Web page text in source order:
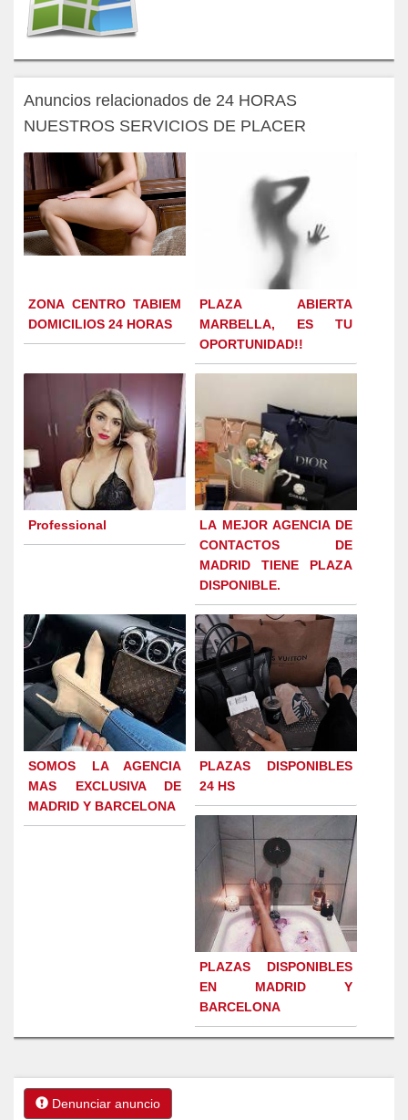
Anuncios relacionados de 24 HORAS
NUESTROS SERVICIOS DE PLACER
ZONA CENTRO TABIEM
DOMICILIOS 24 HORAS
PLAZA ABIERTA
MARBELLA, ES TU
OPORTUNIDAD!!
Professional
LA MEJOR AGENCIA DE
CONTACTOS DE
MADRID TIENE PLAZA
DISPONIBLE.
SOMOS LA AGENCIA
MAS EXCLUSIVA DE
MADRID Y BARCELONA
PLAZAS DISPONIBLES
24 HS
PLAZAS DISPONIBLES
EN MADRID Y
BARCELONA
Denunciar anuncio